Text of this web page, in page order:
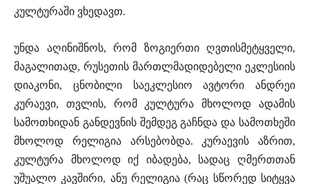
კულტურაში ვხედავთ.
უნდა აღინიშნოს, რომ ზოგიერთი ღვთისმეტყველი,
მაგალითად, რუსეთის მართლმადიდებელი ეკლესიის
დიაკონი, ცნობილი საეკლესიო ავტორი ანდრეი
კურაევი, თვლის, რომ კულტურა მხოლოდ ადამის
სამოთხიდან განდევნის შემდეგ გაჩნდა და სამოთხეში
მხოლოდ რელიგია არსებობდა. კურაევის აზრით,
კულტურა მხოლოდ იქ იბადება, სადაც ღმერთთან
უშუალო კავშირი, ანუ რელიგია (რაც სწორედ სიტყვა